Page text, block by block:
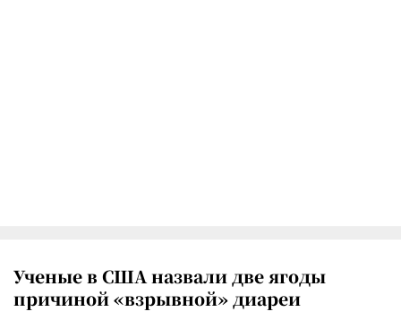
Ученые в США назвали две ягоды
причиной «взрывной» диареи